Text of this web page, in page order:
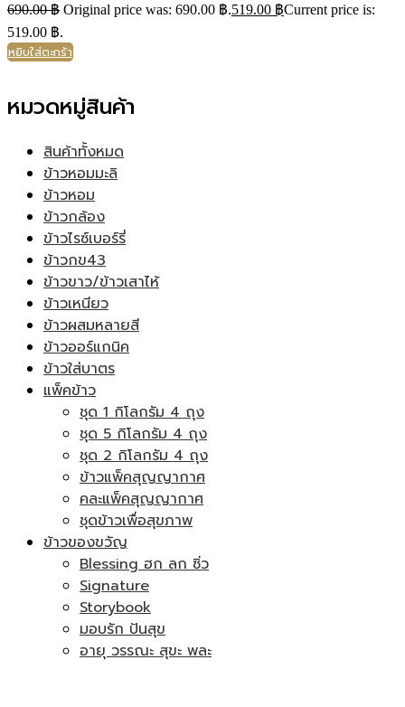
690.00฿ Original price was: 690.00 ฿.519.00 ฿Current price is:
519.00 ฿.
หยิบใส่ตะกร้า
หมวดหมู่สินค้า
สินค้าทั้งหมด
ข้าวหอมมะลิ
ข้าวหอม
ข้าวกล้อง
ข้าวไรซ์เบอร์รี่
ข้าวกข43
ข้าวขาว/ข้าวเสาไห้
ข้าวเหนียว
ข้าวผสมหลายสี
ข้าวออร์แกนิค
ข้าวใส่บาตร
แพ็คข้าว
ชุด 1 กิโลกรัม 4 ถุง
ชุด 5 กิโลกรัม 4 ถุง
ชุด 2 กิโลกรัม 4 ถุง
ข้าวแพ็คสุญญากาศ
คละแพ็คสุญญากาศ
ชุดข้าวเพื่อสุขภาพ
ข้าวของขวัญ
Blessing ฮก ลก ซิ่ว
Signature
Storybook
มอบรัก ปันสุข
อายุ วรรณะ สุขะ พละ